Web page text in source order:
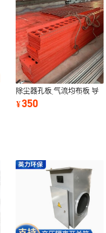
除尘器孔板 气流均布板 导
流板 分布板 改善气流流向
厂家直供
¥350